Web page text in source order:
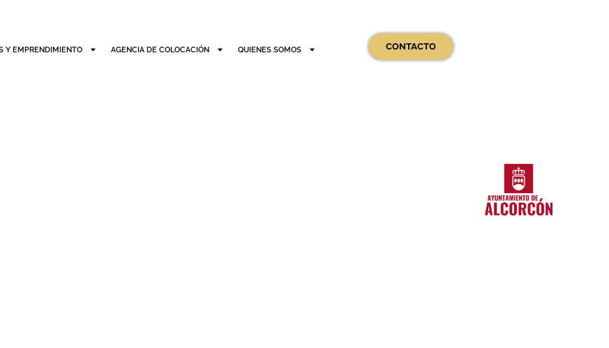
Y EMPRENDIMIENTO AGENCIA DE COLOCACIÓN QUIENES SOMOS CONTACTO